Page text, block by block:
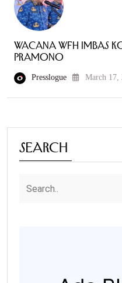
Wacana WFH Imbas
Pramono
Presslogue March 17,
Search